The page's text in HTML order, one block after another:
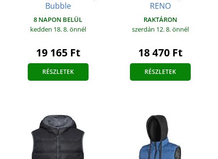
Bubble
8 NAPON BELÜL
kedden 18. 8.önnél
19 165 Ft
RÉSZLETEK
RENO
RAKTÁRON
szerdán 12. 8.önnél
18 470 Ft
RÉSZLETEK